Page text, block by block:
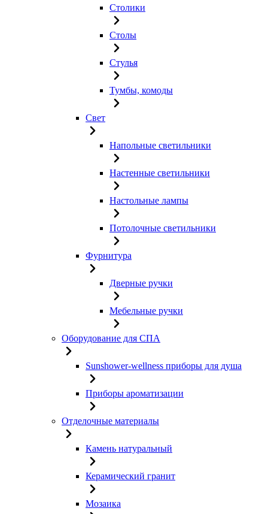
Столики
Столы
Стулья
Тумбы, комоды
Свет
Напольные светильники
Настенные светильники
Настольные лампы
Потолочные светильники
Фурнитура
Дверные ручки
Мебельные ручки
Оборудование для СПА
Sunshower-wellness приборы для душа
Приборы ароматизации
Отделочные материалы
Камень натуральный
Керамический гранит
Мозаика